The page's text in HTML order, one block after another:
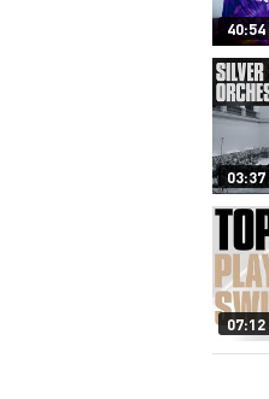
40:54
03:37
07:12